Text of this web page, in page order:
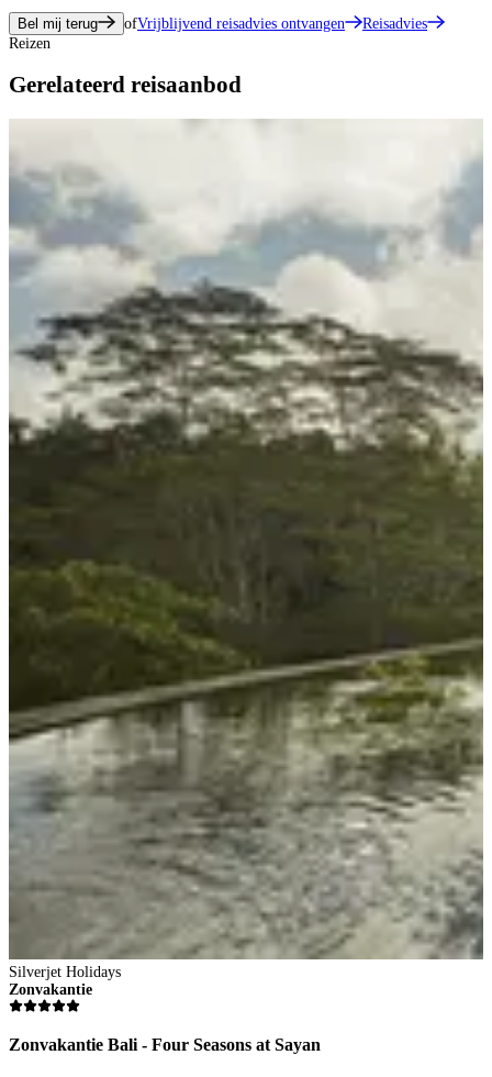
Bel mij terug ofVrijblijvend reisadvies ontvangen
Reisadvies
Reizen
Gerelateerd reisaanbod
Silverjet Holidays
Zonvakantie
Zonvakantie Bali - Four Seasons at Sayan